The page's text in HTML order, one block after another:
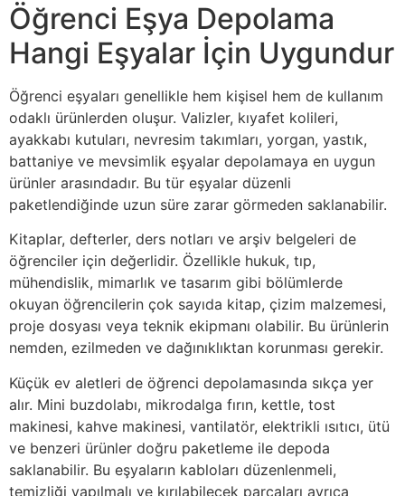
Öğrenci Eşya Depolama
Hangi Eşyalar İçin Uygundur
Öğrenci eşyaları genellikle hem kişisel hem de kullanım
odaklı ürünlerden oluşur. Valizler, kıyafet kolileri,
ayakkabı kutuları, nevresim takımları, yorgan, yastık,
battaniye ve mevsimlik eşyalar depolamaya en uygun
ürünler arasındadır. Bu tür eşyalar düzenli
paketlendiğinde uzun süre zarar görmeden saklanabilir.
Kitaplar, defterler, ders notları ve arşiv belgeleri de
öğrenciler için değerlidir. Özellikle hukuk, tıp,
mühendislik, mimarlık ve tasarım gibi bölümlerde
okuyan öğrencilerin çok sayıda kitap, çizim malzemesi,
proje dosyası veya teknik ekipmanı olabilir. Bu ürünlerin
nemden, ezilmeden ve dağınıklıktan korunması gerekir.
Küçük ev aletleri de öğrenci depolamasında sıkça yer
alır. Mini buzdolabı, mikrodalga fırın, kettle, tost
makinesi, kahve makinesi, vantilatör, elektrikli ısıtıcı, ütü
ve benzeri ürünler doğru paketleme ile depoda
saklanabilir. Bu eşyaların kabloları düzenlenmeli,
temizliği yapılmalı ve kırılabilecek parçaları ayrıca